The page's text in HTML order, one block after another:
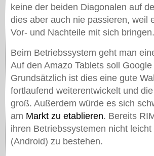
keine der beiden Diagonalen auf
dies aber auch nie passieren, weil
Vor- und Nachteile mit sich bringen.
Beim Betriebssystem geht man
Auf den Amazo Tablets soll
Grundsätzlich ist dies eine gute
fortlaufend weiterentwickelt und
groß. Außerdem würde es sich
am Markt zu etablieren. Bereits
ihren Betriebssystemen nicht
(Android) zu bestehen.